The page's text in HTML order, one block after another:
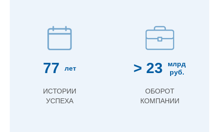
77 лет
ИСТОРИИ
УСПЕХА
> 23
млрд
руб.
ОБОРОТ
КОМПАНИИ